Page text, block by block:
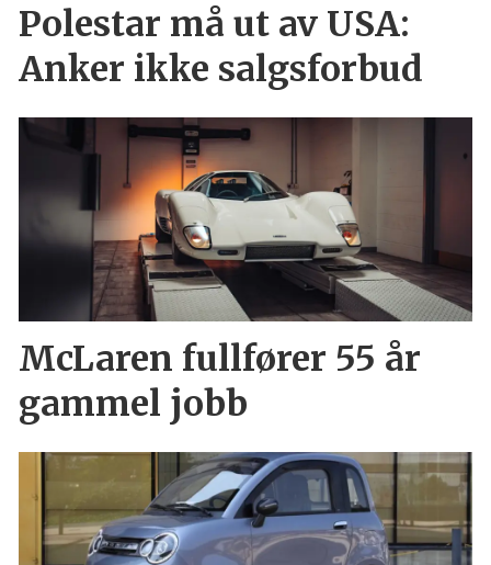
Polestar må ut av USA:
Anker ikke salgsforbud
McLaren fullfører 55 år
gammel jobb